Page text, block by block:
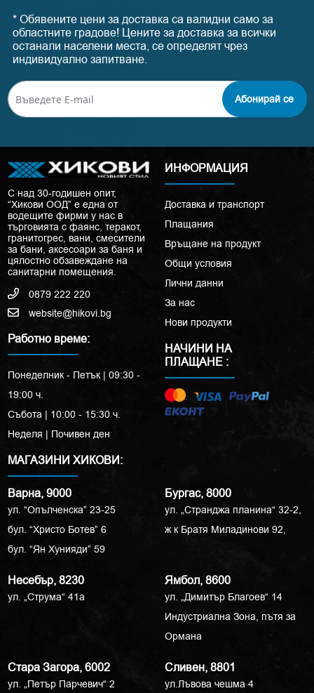
* Обявените цени за доставка са валидни само за
областните градове! Цените за доставка за всички
останали населени места, се определят чрез
индивидуално запитване.
Абонирай се
С над 30-годишен опит,
“Хикови ООД” е една от
водещите фирми у нас в
търговията с фаянс, теракот,
гранитогрес, вани, смесители
за бани, аксесоари за баня и
цялостно обзавеждане на
санитарни помещения.
0879 222 220
website@hikovi.bg
Работно време:
Понеделник - Петък | 09:30 -
19:00 ч.
Събота | 10:00 - 15:30 ч.
Неделя | Почивен ден
ИНФОРМАЦИЯ
Доставка и транспорт
Плащания
Връщане на продукт
Общи условия
Лични данни
За нас
Нови продукти
НАЧИНИ НА
ПЛАЩАНЕ :
МАГАЗИНИ ХИКОВИ:
Варна, 9000
ул. “Опълченска” 23-25
бул. “Христо Ботев” 6
бул. “Ян Хунияди” 59
Бургас, 8000
ул. „Странджа планина“ 32-2,
ж к Братя Миладинови 92,
Несебър, 8230
ул. „Струма“ 41a
Ямбол, 8600
ул. „Димитър Благоев“ 14
Индустриална Зона, пътя за
Ормана
Стара Загора, 6002
ул. „Петър Парчевич“ 2
Сливен, 8801
ул.Лъвова чешма 4